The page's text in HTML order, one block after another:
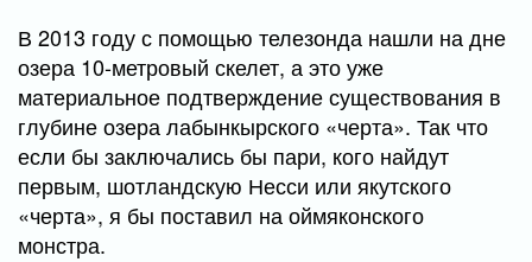
В 2013 году с помощью телезонда нашли на дне
озера 10-метровый скелет, а это уже
материальное подтверждение существования в
глубине озера лабынкырского «черта». Так что
если бы заключались бы пари, кого найдут
первым, шотландскую Несси или якутского
«черта», я бы поставил на оймяконского
монстра.